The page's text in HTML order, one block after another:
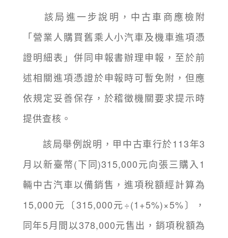
該局進一步說明，中古車商應檢附
「營業人購買舊乘人小汽車及機車進項憑
證明細表」併同申報書辦理申報，至於前
述相關進項憑證於申報時可暫免附，但應
依規定妥善保存，於稽徵機關要求提示時
提供查核。
該局舉例說明，甲中古車行於113年3
月以新臺幣(下同)315,000元向張三購入1
輛中古汽車以備銷售，進項稅額經計算為
15,000元〔315,000元÷(1+5%)×5%〕，
同年5月間以378,000元售出，銷項稅額為